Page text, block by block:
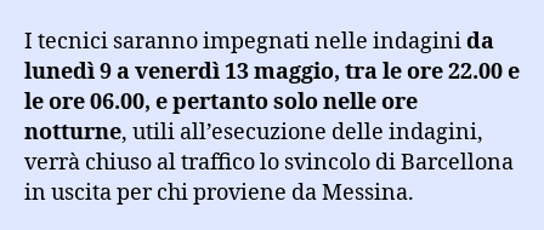
I tecnici saranno impegnati nelle indaginida
lunedì 9 a venerdì 13 maggio, tra le ore 22.00 e
le ore 06.00, e pertanto solo nelle ore
notturne, utili all’esecuzione delle indagini,
verrà chiuso al traffico lo svincolo di Barcellona
in uscita per chi proviene da Messina.